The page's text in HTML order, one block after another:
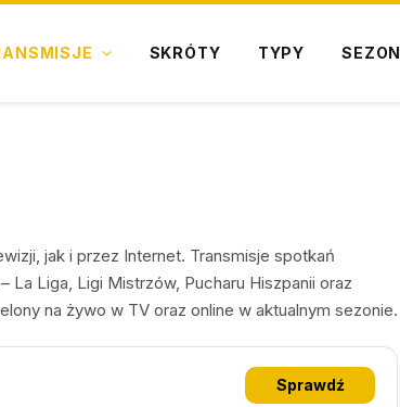
SKRÓTY TYPY SEZON
jak i przez Internet. Transmisje spotkań
Liga, Ligi Mistrzów, Pucharu Hiszpanii oraz
na żywo w TV oraz online w aktualnym sezonie.
Sprawdź